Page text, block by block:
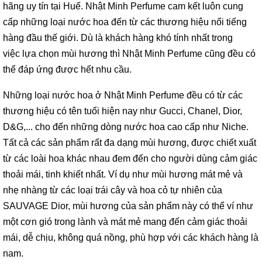
hãng uy tín tại Huế. Nhật Minh Perfume cam kết luôn cung
cấp những loại nước hoa đến từ các thương hiệu nổi tiếng
hàng đầu thế giới. Dù là khách hàng khó tính nhất trong
việc lựa chọn mùi hương thì Nhật Minh Perfume cũng đều có
thể đáp ứng được hết nhu cầu.
Những loại nước hoa ở Nhật Minh Perfume đều có từ các
thương hiệu có tên tuổi hiện nay như Gucci, Chanel, Dior,
D&G,... cho đến những dòng nước hoa cao cấp như Niche.
Tất cả các sản phẩm rất đa dạng mùi hương, được chiết xuất
từ các loài hoa khác nhau đem đến cho người dùng cảm giác
thoải mái, tinh khiết nhất. Ví dụ như mùi hương mát mẻ và
nhẹ nhàng từ các loại trái cây và hoa cỏ tự nhiên của
SAUVAGE Dior, mùi hương của sản phẩm này có thể ví như
một cơn gió trong lành và mát mẻ mang đến cảm giác thoải
mái, dễ chịu, không quá nồng, phù hợp với các khách hàng là
nam.